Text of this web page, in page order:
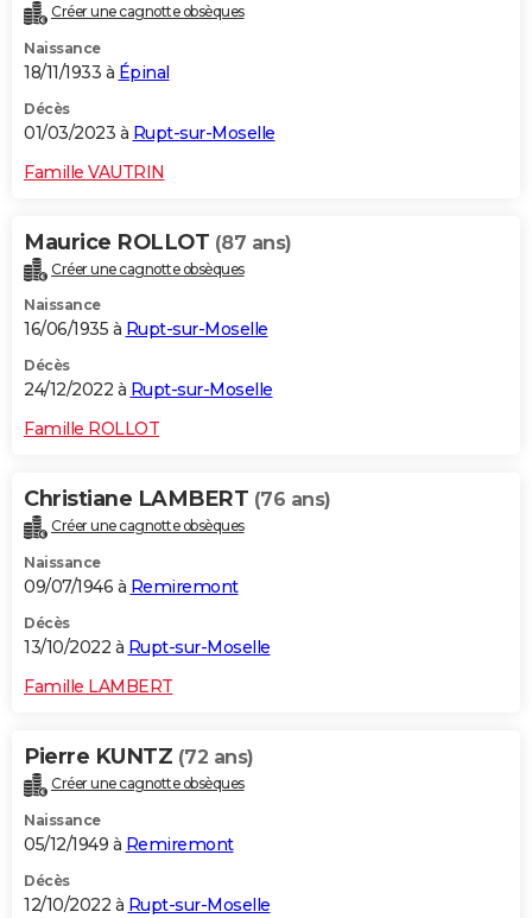
Créer une cagnotte obsèques
Naissance
18/11/1933 à Épinal
Décès
01/03/2023 à Rupt-sur-Moselle
Famille VAUTRIN
Maurice ROLLOT (87 ans)
Créer une cagnotte obsèques
Naissance
16/06/1935 à Rupt-sur-Moselle
Décès
24/12/2022 à Rupt-sur-Moselle
Famille ROLLOT
Christiane LAMBERT (76 ans)
Créer une cagnotte obsèques
Naissance
09/07/1946 à Remiremont
Décès
13/10/2022 à Rupt-sur-Moselle
Famille LAMBERT
Pierre KUNTZ (72 ans)
Créer une cagnotte obsèques
Naissance
05/12/1949 à Remiremont
Décès
12/10/2022 à Rupt-sur-Moselle